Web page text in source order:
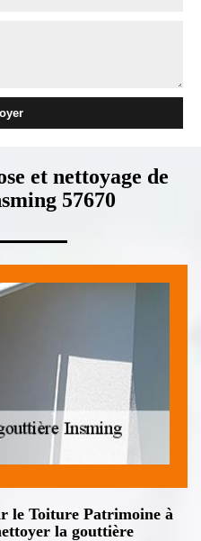
et nettoyage de
57670
le Toiture Patrimoine à
la gouttière